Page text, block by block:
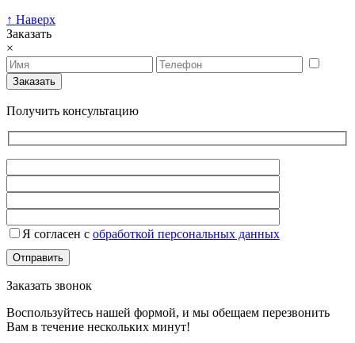
↑ Наверх
Заказать
×
Получить консультацию
Я согласен с обработкой персональных данных
Заказать звонок
Воспользуйтесь нашей формой, и мы обещаем перезвонить
Вам в течение нескольких минут!